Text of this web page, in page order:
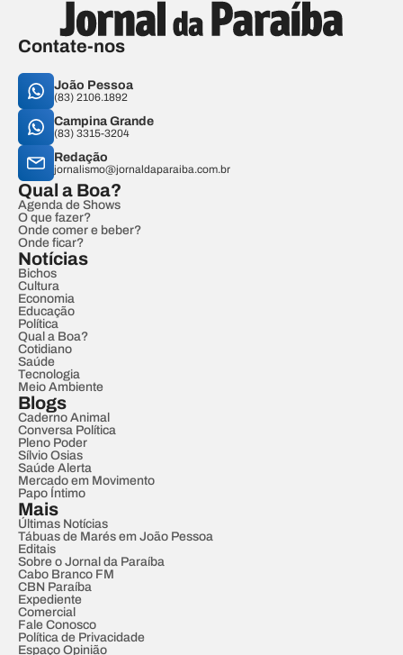
Contate-nos
João Pessoa
(83) 2106.1892
Campina Grande
(83) 3315-3204
Redação
jornalismo@jornaldaparaiba.com.br
Qual a Boa?
Agenda de Shows
O que fazer?
Onde comer e beber?
Onde ficar?
Notícias
Bichos
Cultura
Economia
Educação
Política
Qual a Boa?
Cotidiano
Saúde
Tecnologia
Meio Ambiente
Blogs
Caderno Animal
Conversa Política
Pleno Poder
Sílvio Osias
Saúde Alerta
Mercado em Movimento
Papo Íntimo
Mais
Últimas Notícias
Tábuas de Marés em João Pessoa
Editais
Sobre o Jornal da Paraíba
Cabo Branco FM
CBN Paraíba
Expediente
Comercial
Fale Conosco
Política de Privacidade
Espaço Opinião